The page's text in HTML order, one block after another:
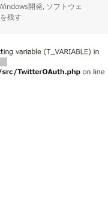
開発, ソフトウェ
を利用する際にFatal error:
残す